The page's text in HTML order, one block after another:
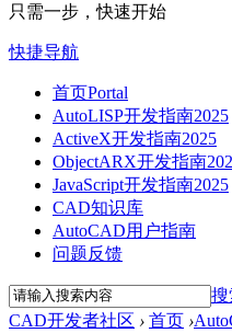
只需一步，快速开始
快捷导航
首页Portal
AutoLISP开发指南2025
ActiveX开发指南2025
ObjectARX开发指南
JavaScript开发指南2025
CAD知识库
AutoCAD用户指南
问题反馈
搜
CAD开发者社区 › 首页 ›